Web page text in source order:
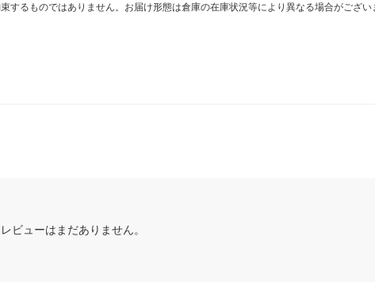
するものではありません。お届け形態は倉庫の在庫状況等により異なる場合がござい
ビューはまだありません。